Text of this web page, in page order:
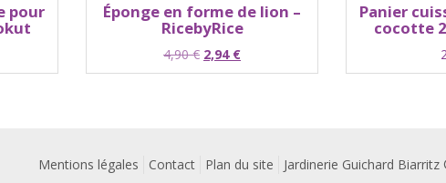
pour Éponge en forme de lion –
RicebyRice
4,90€ Le
prix
2,94 €Le
prix
Panier
cocotte
Mentions légales Contact Plan du site Jardinerie Guichard